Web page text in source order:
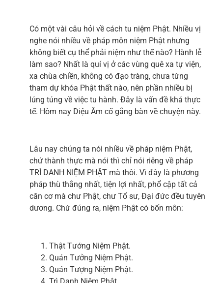
Có một vài câu hỏi về cách tu niệm Phật. Nhiều vị
nghe nói nhiều về pháp môn niệm Phật nhưng
không biết cụ thể phải niệm như thế nào? Hành lễ
làm sao? Nhất là quí vị ở các vùng quê xa tự viện,
xa chùa chiền, không có đạo tràng, chưa từng
tham dự khóa Phật thất nào, nên phần nhiều bị
lúng túng về việc tu hành. Đây là vấn đề khá thực
tế. Hôm nay Diệu Âm cố gắng bàn về chuyện này.
Lâu nay chúng ta nói nhiều về pháp niệm Phật,
chứ thành thực mà nói thì chỉ nói riêng về pháp
TRÌ DANH NIỆM PHẬT mà thôi. Vì đây là phương
pháp thù thắng nhất, tiện lợi nhất, phổ cập tất cả
căn cơ mà chư Phật, chư Tổ sư, Đại đức đều tuyên
dương. Chứ đúng ra, niệm Phật có bốn môn:
Thật Tướng Niệm Phật.
Quán Tưởng Niệm Phật.
Quán Tượng Niệm Phật.